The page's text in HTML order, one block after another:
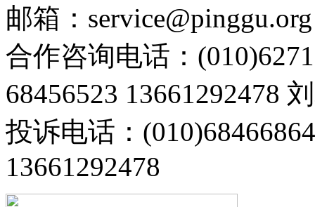
邮箱：service@pinggu.org
合作咨询电话：
68456523 13661292478
投诉电话：
13661292478